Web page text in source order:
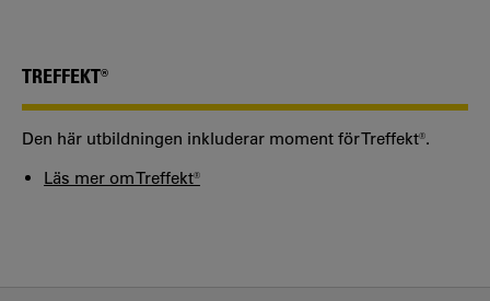
TREFFEKT®
Den här utbildningen inkluderar moment för Treffekt®.
Läs mer om Treffekt®